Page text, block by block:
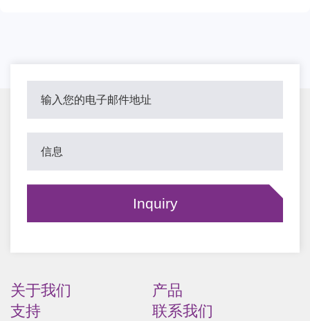
关于我们
产品
支持
联系我们